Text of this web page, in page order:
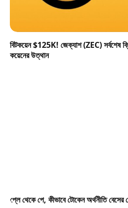
বিটকয়েন $125K! জেক্যাশ (ZEC) সর্বশেষ
কয়েনের উত্থান
প্লে থেকে পে, কীভাবে টোকেন অর্থনীতি